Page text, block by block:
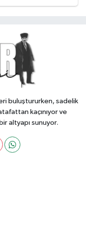
buluştururken, sadelik
kaçınıyor ve
altyapı sunuyor.